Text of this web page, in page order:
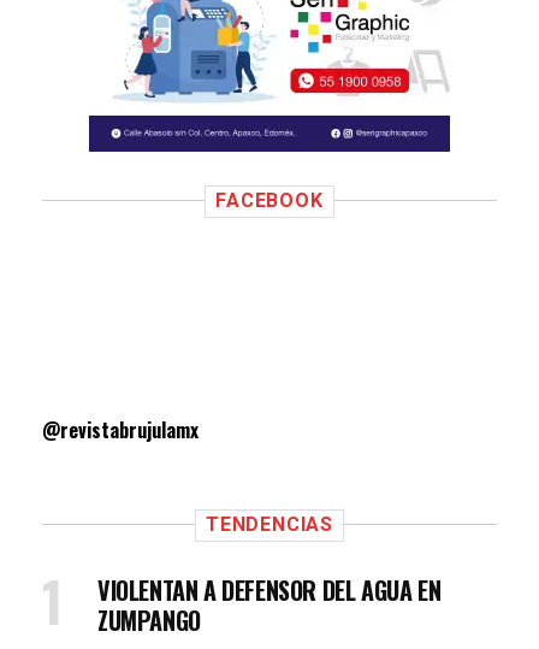
FACEBOOK
@revistabrujulamx
TENDENCIAS
VIOLENTAN A DEFENSOR DEL AGUA EN
ZUMPANGO